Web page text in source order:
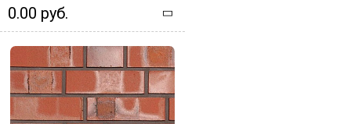
0.00 руб.